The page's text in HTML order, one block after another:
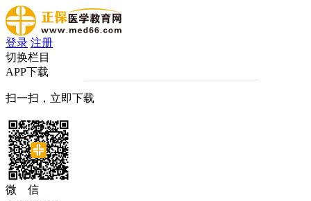
登录 注册
切换栏目
APP下载
扫一扫，立即下载
微 信